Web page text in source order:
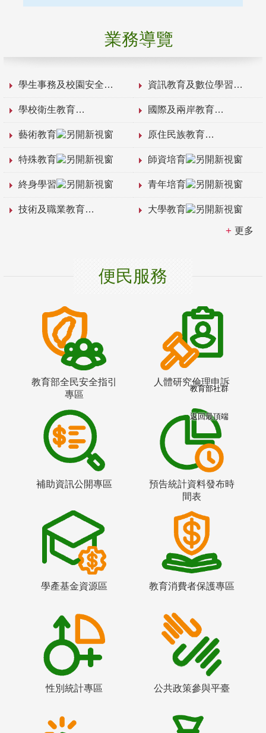
業務導覽
學生事務及校園安全 資訊教育及數位學習
學校衛生教育 國際及兩岸教育
藝術教育 原住民族教育
特殊教育 師資培育
終身學習 青年培育
技術及職業教育 大學教育
更多
便民服務
教育部全民安全指引
專區
人體研究倫理申訴
補助資訊公開專區
預告統計資料發布時
間表
學產基金資源區 教育消費者保護專區
性別統計專區 公共政策參與平臺
教育部社群
返回最頂端